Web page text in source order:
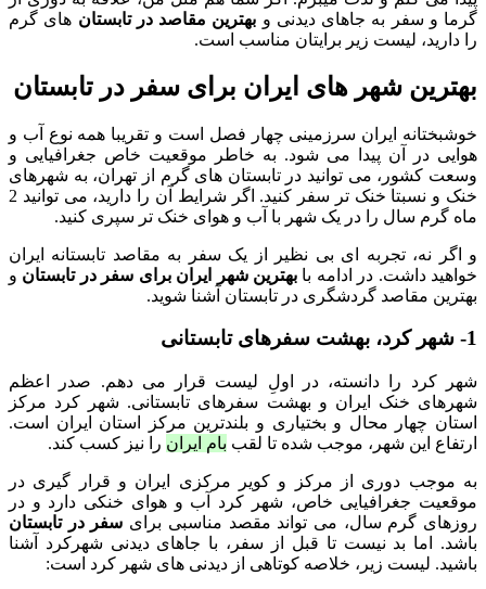
گرما و سفر به جاهای دیدنی و بهترین مقاصد در تابستان های گرم
را دارید، لیست زیر برایتان مناسب است.
بهترین شهر های ایران برای سفر در تابستان
خوشبختانه ایران سرزمینی چهار فصل است و تقریبا همه نوع آب و
هوایی در آن پیدا می شود. به خاطر موقعیت خاص جغرافیایی و
وسعت کشور، می توانید در تابستان های گرم از تهران، به شهرهای
خنک و نسبتا خنک تر سفر کنید. اگر شرایط آن را دارید، می توانید 2
ماه گرم سال را در یک شهر با آب و هوای خنک تر سپری کنید.
و اگر نه، تجربه ای بی نظیر از یک سفر به مقاصد تابستانه ایران
خواهید داشت. در ادامه بابهترین شهر ایران برای سفر در تابستان و
بهترین مقاصد گردشگری در تابستان آشنا شوید.
1- شهر کرد، بهشت سفرهای تابستانی
شهر کرد را دانسته، در اولِ لیست قرار می دهم. صدر اعظم
شهرهای خنک ایران و بهشت سفرهای تابستانی. شهر کرد مرکز
استان چهار محال و بختیاری و بلندترین مرکز استان ایران است.
ارتفاع این شهر، موجب شده تا لقب بام ایران را نیز کسب کند.
به موجب دوری از مرکز و کویر مرکزی ایران و قرار گیری در
موقعیت جغرافیایی خاص، شهر کرد آب و هوای خنکی دارد و در
روزهای گرم سال، می تواند مقصد مناسبی برای سفر در تابستان
باشد. اما بد نیست تا قبل از سفر، با جاهای دیدنی شهرکرد آشنا
باشید. لیست زیر، خلاصه کوتاهی از دیدنی های شهر کرد است: